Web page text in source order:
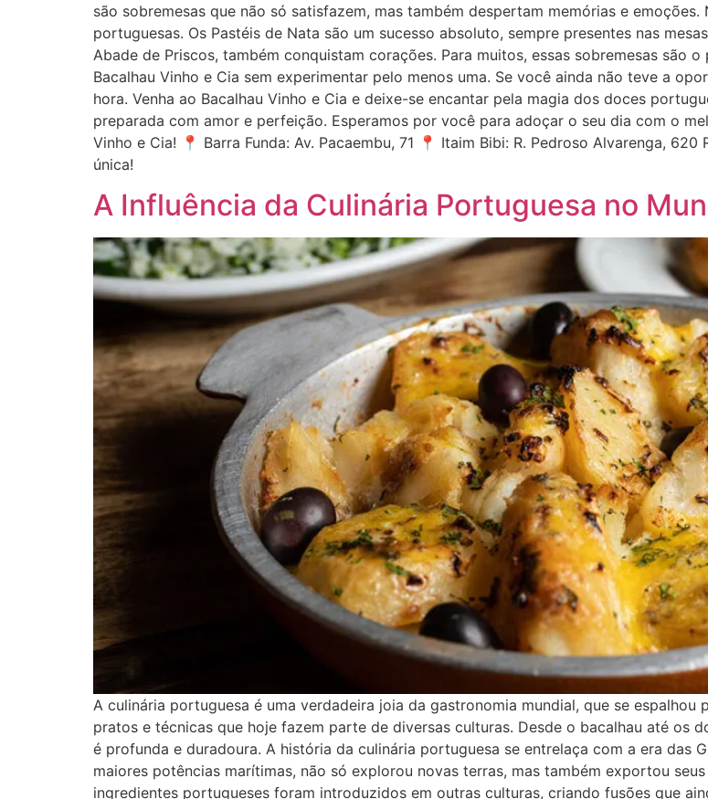
são sobremesas que não só satisfazem, mas também despertam memórias e
portuguesas. Os Pastéis de Nata são um sucesso absoluto, sempre presentes nas
Abade de Priscos, também conquistam corações. Para muitos, essas sobremesas são
Bacalhau Vinho e Cia sem experimentar pelo menos uma. Se você ainda não teve a
hora. Venha ao Bacalhau Vinho e Cia e deixe-se encantar pela magia dos doces
preparada com amor e perfeição. Esperamos por você para adoçar o seu dia com o
Vinho e Cia! 📍 Barra Funda: Av. Pacaembu, 71 📍 Itaim Bibi: R. Pedroso Alvarenga,
única!
A Influência da Culinária Portuguesa no
A culinária portuguesa é uma verdadeira joia da gastronomia mundial, que se
pratos e técnicas que hoje fazem parte de diversas culturas. Desde o bacalhau até os
é profunda e duradoura. A história da culinária portuguesa se entrelaça com a era das
maiores potências marítimas, não só explorou novas terras, mas também exportou
ingredientes portugueses foram introduzidos em outras culturas, criando fusões que